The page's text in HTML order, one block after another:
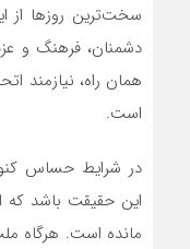
سخت‌ترین روزها از
دشمنان، فرهنگ و عزت
همان راه، نیازمند
است.
در شرایط حساس
این حقیقت باشد که
مانده است. هرگاه